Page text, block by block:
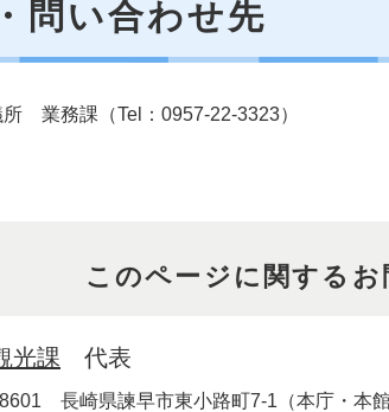
問い合わせ先
業務課（Tel：0957-22-3323）​
このページに関する
光課 代表
長崎県諫早市東小路町7-1（本庁・本館